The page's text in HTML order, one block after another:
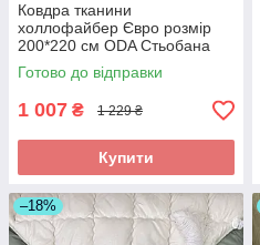
Ковдра тканини
холлофайбер Євро розмір
200*220 см ODA Стьобана
ковдра
Готово до відправки
1 007 ₴ 1 229 ₴
Купити
–18%